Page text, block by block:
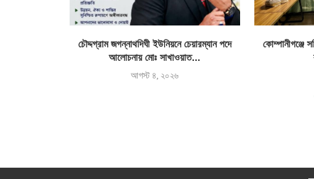
চৌদ্দগ্রাম জগন্নাথদিঘী ইউনিয়নে চেয়ারম্যান পদে
আলোচনায় মোঃ সাখাওয়াত...
আগস্ট ৪, ২০২৬
কোম্পানীগঞ্জে